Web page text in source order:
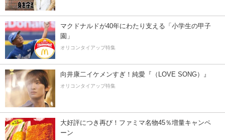
マクドナルドが40年にわたり支える「小学生の甲子
園」
オリコンタイアップ特集
向井康二イケメンすぎ！純愛『（LOVE SONG）』
オリコンタイアップ特集
大好評につき再び！ファミマ名物45％増量キャンペ
ーン